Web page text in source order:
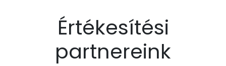
Értékesítési
partnereink